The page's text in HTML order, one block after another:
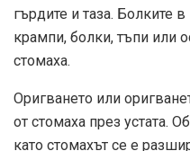
гърдите и таза. Болките
крампи, болки, тъпи или
стомаха.
Оригването или
от стомаха през устата.
като стомахът се е